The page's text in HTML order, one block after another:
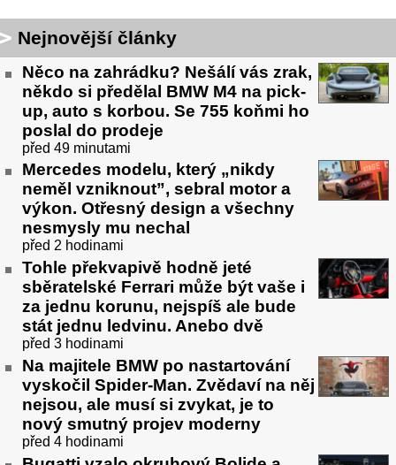
Nejnovější články
Něco na zahrádku? Nešálí vás zrak,
někdo si předělal BMW M4 na pick-
up, auto s korbou. Se 755 koňmi ho
poslal do prodeje
před 49 minutami
Mercedes modelu, který „nikdy
neměl vzniknout”, sebral motor a
výkon. Otřesný design a všechny
nesmysly mu nechal
před 2 hodinami
Tohle překvapivě hodně jeté
sběratelské Ferrari může být vaše i
za jednu korunu, nejspíš ale bude
stát jednu ledvinu. Anebo dvě
před 3 hodinami
Na majitele BMW po nastartování
vyskočil Spider-Man. Zvědaví na něj
nejsou, ale musí si zvykat, je to
nový smutný projev moderny
před 4 hodinami